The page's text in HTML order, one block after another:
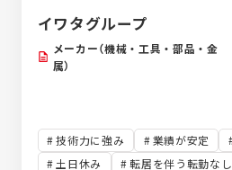
イワタグループ
メーカー（機械・工具・部品・金
属）
技術力に強み 業績が安定
土日休み
転居を伴う転勤なし